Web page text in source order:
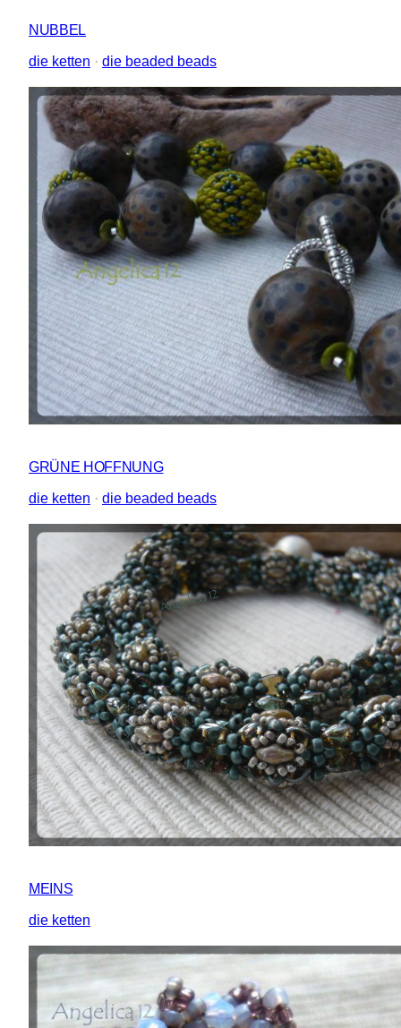
NUBBEL
die ketten · die beaded beads
GRÜNE HOFFNUNG
die ketten · die beaded beads
MEINS
die ketten